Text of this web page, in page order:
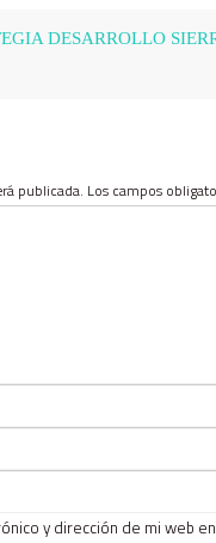
DESARROLLO
publicada. Los campos
y dirección de mi web